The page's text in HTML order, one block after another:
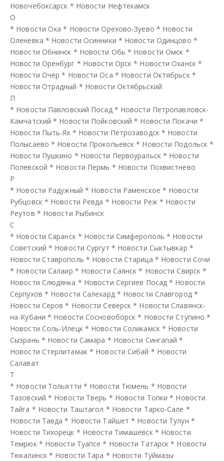
Новочебоксарск * Новости Нефтекамск
О
* Новости Оха * Новости Орехово-Зуево * Новости
Оленевка * Новости Осинники * Новости Одинцово *
Новости Обнинск * Новости Обь * Новости Омск *
Новости Оренбург * Новости Орск * Новости Оханск *
Новости Очёр * Новости Оса * Новости Октябрьск *
Новости Отрадный * Новости Октябрьский
П
* Новости Павловский Посад * Новости Петропавловск-
Камчатский * Новости Пойковский * Новости Покачи *
Новости Пыть-Ях * Новости Петрозаводск * Новости
Полысаево * Новости Прокопьевск * Новости Подольск *
Новости Пушкино * Новости Первоуральск * Новости
Полевской * Новости Пермь * Новости Похвистнево
Р
* Новости Радужный * Новости Раменское * Новости
Рубцовск * Новости Ревда * Новости Реж * Новости
Реутов * Новости Рыбинск
С
* Новости Саранск * Новости Симферополь * Новости
Советский * Новости Сургут * Новости Сыктывкар *
Новости Ставрополь * Новости Старица * Новости Сочи
* Новости Салаир * Новости Саянск * Новости Свирск *
Новости Слюдянка * Новости Сергиев Посад * Новости
Серпухов * Новости Салехард * Новости Славгород *
Новости Серов * Новости Северск * Новости Славянск-
на-Кубани * Новости Сосновоборск * Новости Ступино *
Новости Соль-Илецк * Новости Соликамск * Новости
Сызрань * Новости Самара * Новости Сингапай *
Новости Стерлитамак * Новости Сибай * Новости
Салават
Т
* Новости Тольятти * Новости Тюмень * Новости
Тазовский * Новости Тверь * Новости Топки * Новости
Тайга * Новости Таштагол * Новости Тарко-Сале *
Новости Тавда * Новости Тайшет * Новости Тулун *
Новости Тихорецк * Новости Тимашёвск * Новости
Темрюк * Новости Туапсе * Новости Татарск * Новости
Тюкалинск * Новости Тара * Новости Туймазы